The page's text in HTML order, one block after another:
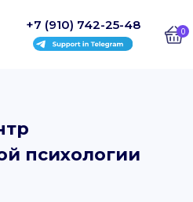
+7 (910) 742-25-48 0
психологии